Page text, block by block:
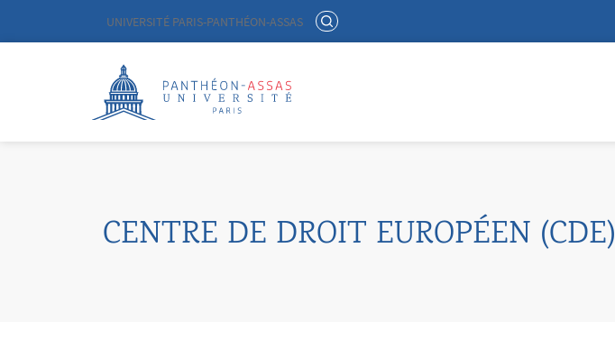
Menu liste site Custom EN
UNIVERSITÉ PARIS-PANTHÉON-ASSAS RECHERCHER
Logo
CENTRE DE DROIT EUROPÉEN (CDE)